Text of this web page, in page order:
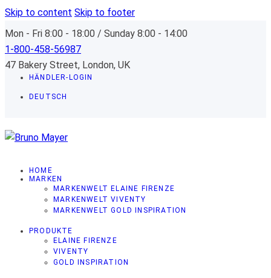
Skip to content Skip to footer
Mon - Fri 8:00 - 18:00 / Sunday 8:00 - 14:00
1-800-458-56987
47 Bakery Street, London, UK
HÄNDLER-LOGIN
DEUTSCH
HOME
MARKEN
MARKENWELT ELAINE FIRENZE
MARKENWELT VIVENTY
MARKENWELT GOLD INSPIRATION
PRODUKTE
ELAINE FIRENZE
VIVENTY
GOLD INSPIRATION